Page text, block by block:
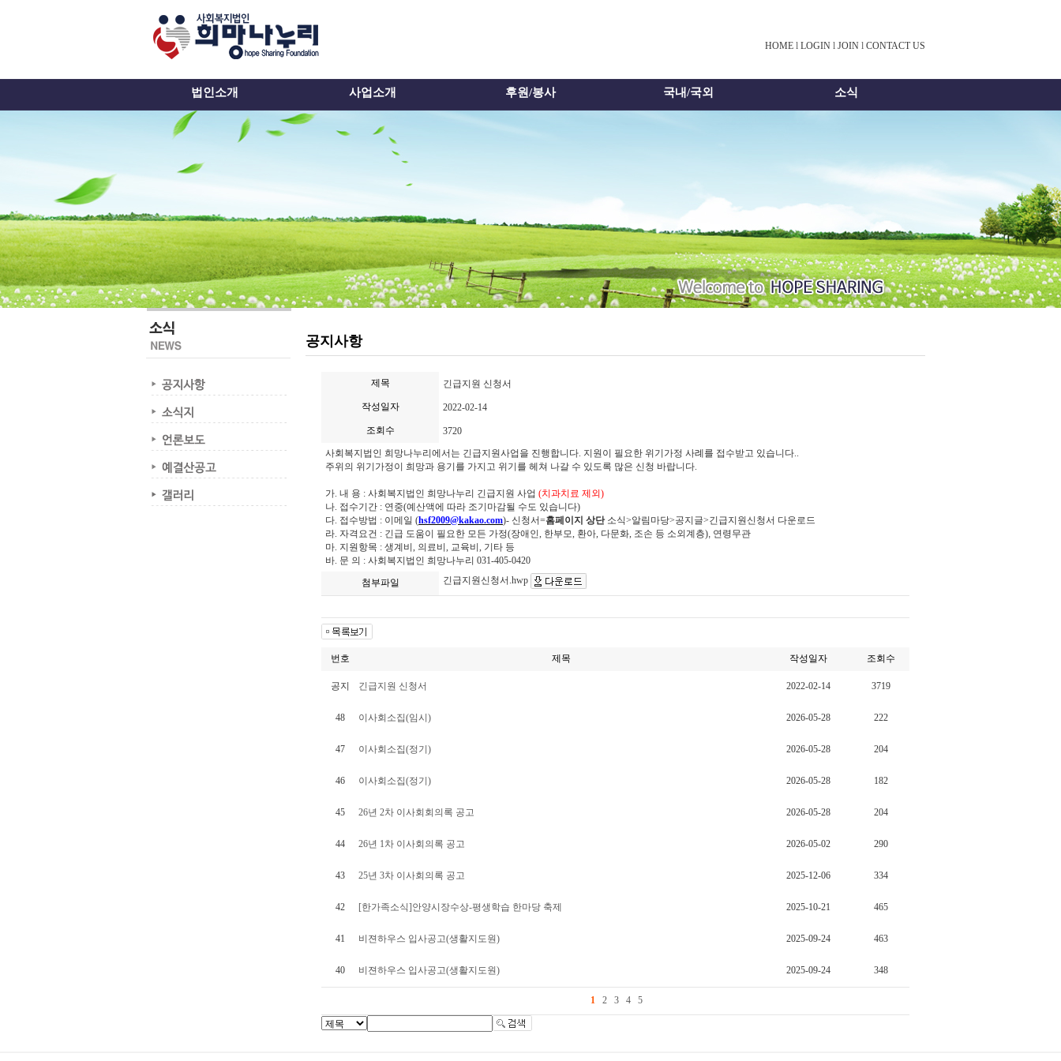
HOME l LOGIN l JOIN l CONTACT US
법인소개 사업소개 후원/봉사 국내/국외 소식
공지사항
제목 긴급지원 신청서
작성일자 2022-02-14
조회수
3720
사회복지법인 희망나누리에서는 긴급지원사업을 진행합니다. 지원이 필요한 위기가정 사례를 접수받고 있습니다..
주위의 위기가정이 희망과 용기를 가지고 위기를 헤쳐 나갈 수 있도록 많은 신청 바랍니다.
가. 내 용 : 사회복지법인 희망나누리 긴급지원 사업 (치과치료 제외)
나. 접수기간 : 연중(예산액에 따라 조기마감될 수도 있습니다)
다. 접수방법 : 이메일 (hsf2009@kakao.com)- 신청서=홈페이지 상단 소식>알림마당>공지글>긴급지원신청서 다운로드
라. 자격요건 : 긴급 도움이 필요한 모든 가정(장애인, 한부모, 환아, 다문화, 조손 등 소외계층), 연령무관
마. 지원항목 : 생계비 , 의료비 , 교육비, 기타 등
바. 문 의 : 사회복지법인 희망나누리 031-405-0420
첨부파일
긴급지원신청서.hwp
번호 제목 작성일자 조회수
공지 긴급지원 신청서 2022-02-14 3719
48 이사회소집(임시) 2026-05-28 222
47 이사회소집(정기) 2026-05-28 204
46 이사회소집(정기) 2026-05-28 182
45 26년 2차 이사회회의록 공고 2026-05-28 204
44 26년 1차 이사회의록 공고 2026-05-02 290
43 25년 3차 이사회의록 공고 2025-12-06 334
42 [한가족소식]안양시장수상-평생학습 한마당 축제 2025-10-21 465
41 비젼하우스 입사공고(생활지도원) 2025-09-24 463
40 비젼하우스 입사공고(생활지도원) 2025-09-24 348
1 2 3 4 5